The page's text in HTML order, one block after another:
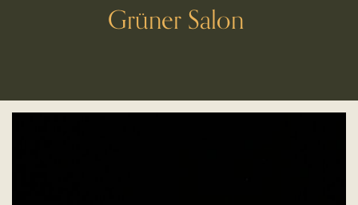
Grüner Salon